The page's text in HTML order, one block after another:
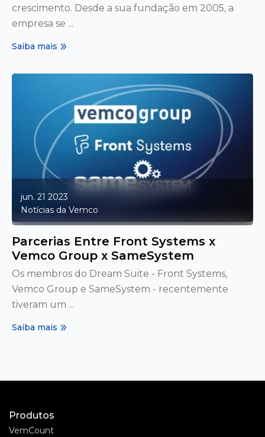
crescimento. Desde a sua fundação em 2005, a
empresa se ...
Saiba mais
jun. 21 2023
Notícias da Vemco
Parcerias Entre Front Systems x
Vemco Group x SameSystem
Os membros do Dream Suite - Front Systems,
Vemco Group e SameSystem - recentemente
tiveram um ...
Saiba mais
Produtos
VemCount